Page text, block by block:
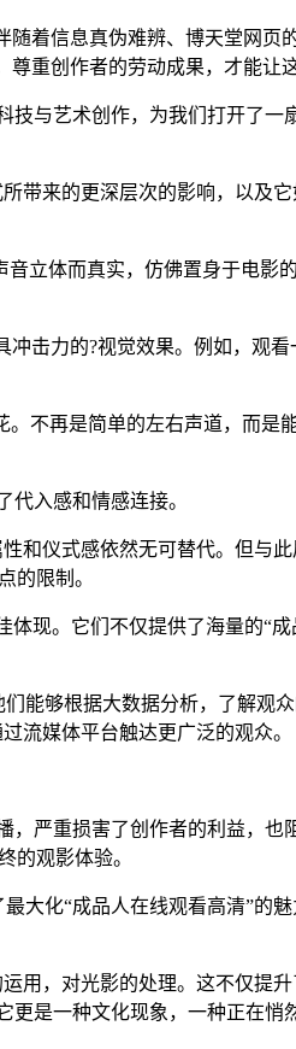
着信息真伪难辨、博天堂网页
重创作者的劳动成果，才能让
与艺术创作，为我们打开了一
带来的更深层次的影响，以及
立体而真实，仿佛置身于电影
击力的?视觉效果。例如，观
。不再是简单的左右声道，而是
入感和情感连接。
和仪式感依然无可替代。但与
的限制。
体现。它们不仅提供了海量的“
能够根据大数据分析，了解观
流媒体平台触达更广泛的观众。
严重损害了创作者的利益，也
的观影体验。
大化“成品人在线观看高清”的
用，对光影的处理。这不仅提
是一种文化现象，一种正在悄